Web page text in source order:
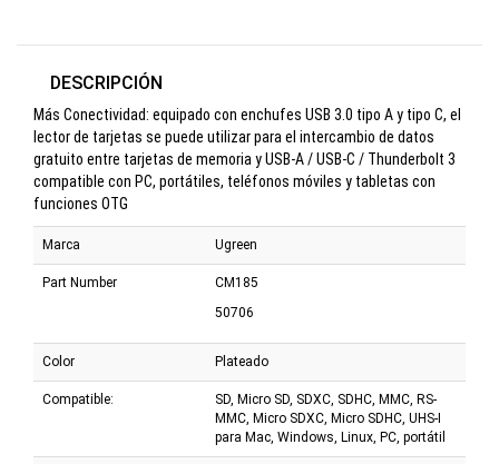
DESCRIPCIÓN
Más Conectividad: equipado con enchufes USB 3.0 tipo A y tipo C, el
lector de tarjetas se puede utilizar para el intercambio de datos
gratuito entre tarjetas de memoria y USB-A / USB-C / Thunderbolt 3
compatible con PC, portátiles, teléfonos móviles y tabletas con
funciones OTG
Marca Ugreen
Part Number
CM185
50706
Color Plateado
Compatible:
SD, Micro SD, SDXC, SDHC, MMC, RS-
MMC, Micro SDXC, Micro SDHC, UHS-I
para Mac, Windows, Linux, PC, portátil